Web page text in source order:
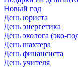
Новый год
День юриста
День энергетика
День эколога (эко-
День шахтера
День финансиста
День учителя